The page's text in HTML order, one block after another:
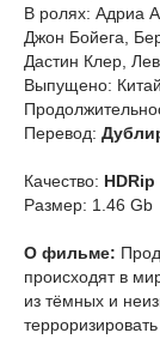
В ролях: Адриа
Джон Бойега,
Дастин Клер,
Выпущено:
Перевод:
Качество: HDRip
Размер: 1.46 Gb
О фильме:
происходят в
из тёмных и